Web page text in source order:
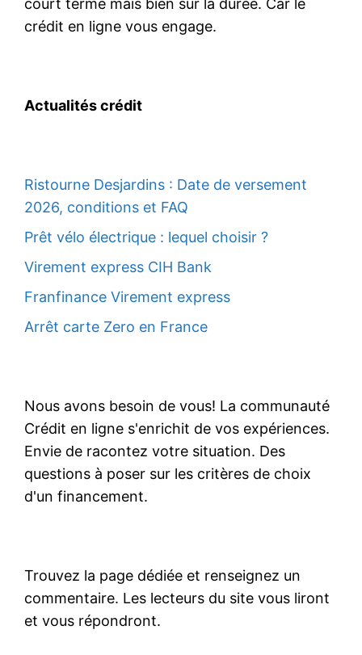
court terme mais bien sur la durée. Car le
crédit en ligne vous engage.
Actualités crédit
Ristourne Desjardins : Date de versement
2026, conditions et FAQ
Prêt vélo électrique : lequel choisir ?
Virement express CIH Bank
Franfinance Virement express
Arrêt carte Zero en France
Nous avons besoin de vous! La communauté
Crédit en ligne s'enrichit de vos expériences.
Envie de racontez votre situation. Des
questions à poser sur les critères de choix
d'un financement.
Trouvez la page dédiée et renseignez un
commentaire. Les lecteurs du site vous liront
et vous répondront.